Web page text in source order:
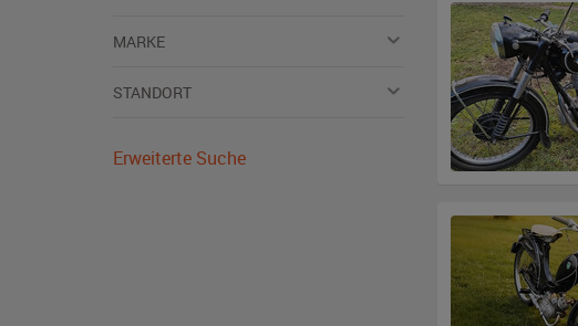
MARKE
STANDORT
Erweiterte Suche